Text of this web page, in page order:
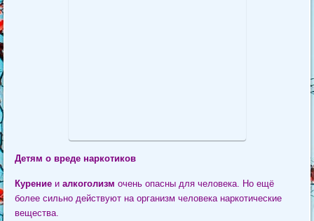
Детям о вреде наркотиков
Курение иалкоголизм очень опасны для человека. Но ещё
более сильно действуют на организм человека наркотические
вещества.